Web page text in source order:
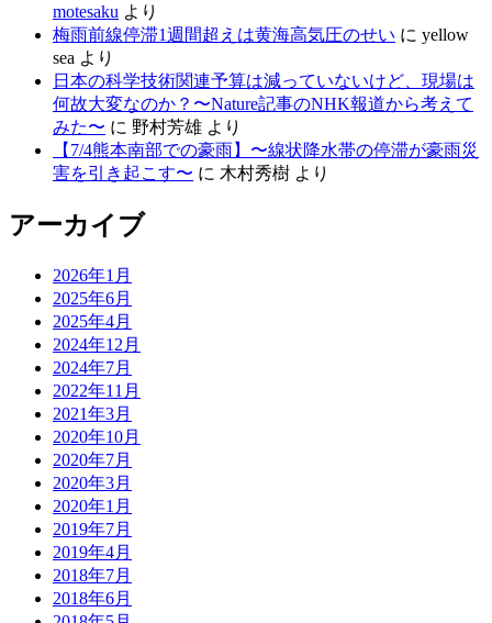
motesaku より
梅雨前線停滞1週間超えは黄海高気圧のせい に yellow
sea より
日本の科学技術関連予算は減っていないけど、現場は
何故大変なのか？〜Nature記事のNHK報道から考えて
みた〜 に 野村芳雄 より
【7/4熊本南部での豪雨】〜線状降水帯の停滞が豪雨災
害を引き起こす〜 に 木村秀樹 より
アーカイブ
2026年1月
2025年6月
2025年4月
2024年12月
2024年7月
2022年11月
2021年3月
2020年10月
2020年7月
2020年3月
2020年1月
2019年7月
2019年4月
2018年7月
2018年6月